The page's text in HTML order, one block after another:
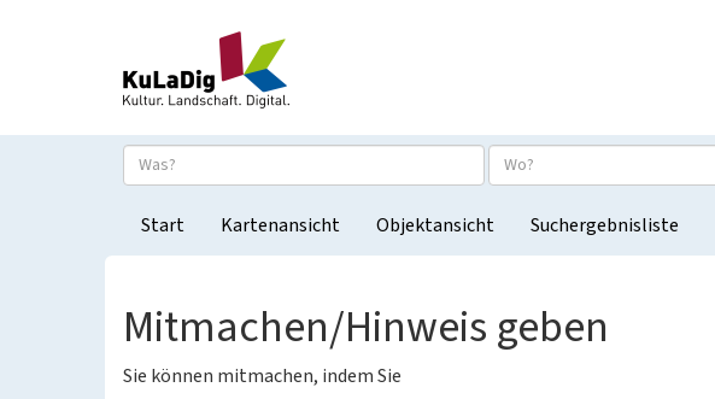
Start Kartenansicht Objektansicht Suchergebnisliste
Mitmachen/Hinweis geben
Sie können mitmachen, indem Sie